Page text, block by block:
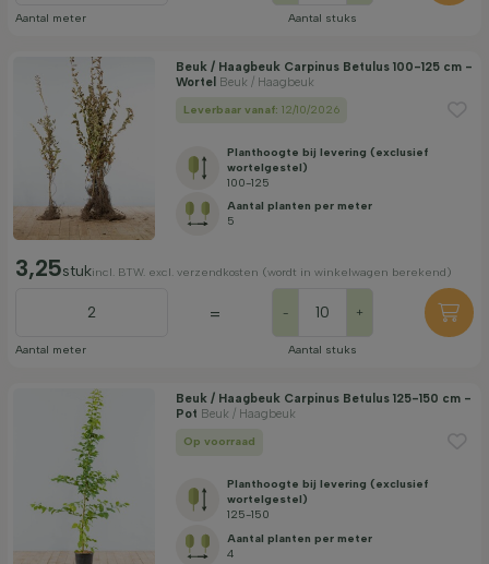
Aantal meter Aantal stuks
Beuk / Haagbeuk Carpinus Betulus 100-125 cm -
Wortel Beuk / Haagbeuk
Leverbaar vanaf: 12/10/2026
Planthoogte bij levering (exclusief
wortelgestel)
100-125
Aantal planten per meter
5
3,25stukincl. BTW. excl. verzendkosten (wordt in winkelwagen berekend)
Aantal meter
= - +
Aantal stuks
Beuk / Haagbeuk Carpinus Betulus 125-150 cm -
Pot Beuk / Haagbeuk
Op voorraad
Planthoogte bij levering (exclusief
wortelgestel)
125-150
Aantal planten per meter
4